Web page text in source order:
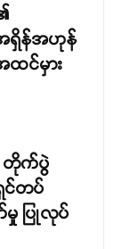
ရှိန်အဟုန်
င်မှား
တိုက်ပွဲ
င်တပ်
ပြုလုပ်